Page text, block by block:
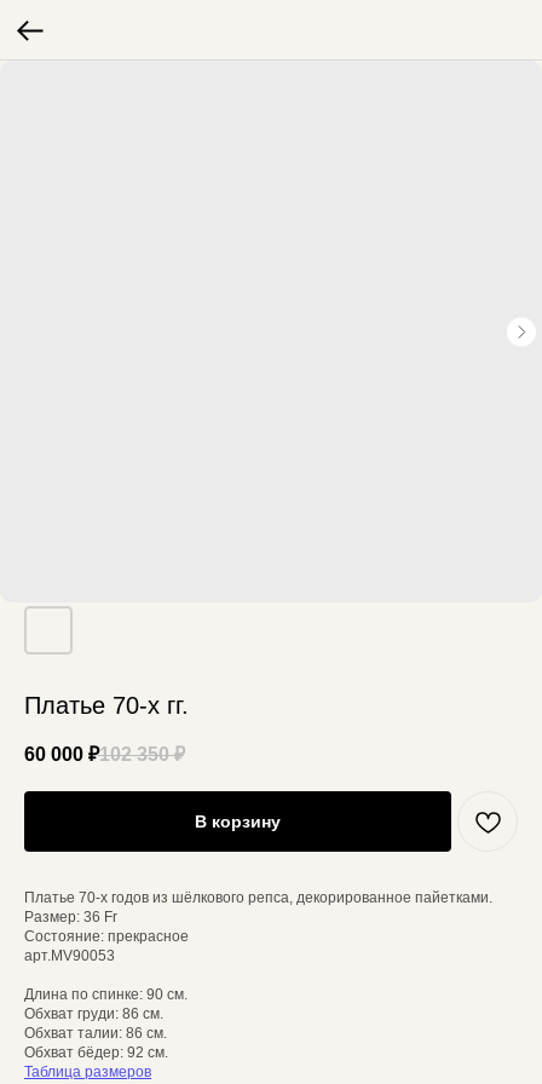
Платье 70-х гг.
60 000 ₽102 350 ₽
В корзину
Платье 70-х годов из шёлкового репса, декорированное пайетками.
Размер: 36 Fr
Состояние: прекрасное
арт.MV90053
Длина по спинке: 90 см.
Обхват груди: 86 см.
Обхват талии: 86 см.
Обхват бёдер: 92 см.
Таблица размеров